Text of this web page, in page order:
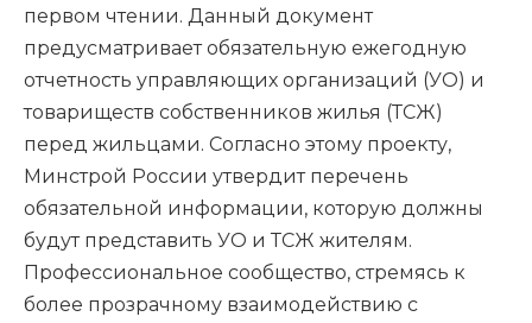
первом чтении. Данный документ
предусматривает обязательную ежегодную
отчетность управляющих организаций (УО) и
товариществ собственников жилья (ТСЖ)
перед жильцами. Согласно этому проекту,
Минстрой России утвердит перечень
обязательной информации, которую должны
будут представить УО и ТСЖ жителям.
Профессиональное сообщество, стремясь к
более прозрачному взаимодействию с